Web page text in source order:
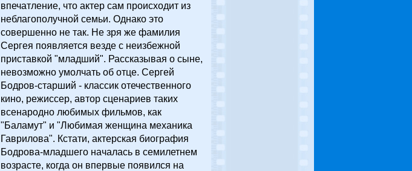
впечатление, что актер сам происходит из
неблагополучной семьи. Однако это
совершенно не так. Не зря же фамилия
Сергея появляется везде с неизбежной
приставкой "младший". Рассказывая о сыне,
невозможно умолчать об отце. Сергей
Бодров-старший - классик отечественного
кино, режиссер, автор сценариев таких
всенародно любимых фильмов, как
"Баламут" и "Любимая женщина механика
Гаврилова". Кстати, актерская биография
Бодрова-младшего началась в семилетнем
возрасте, когда он впервые появился на